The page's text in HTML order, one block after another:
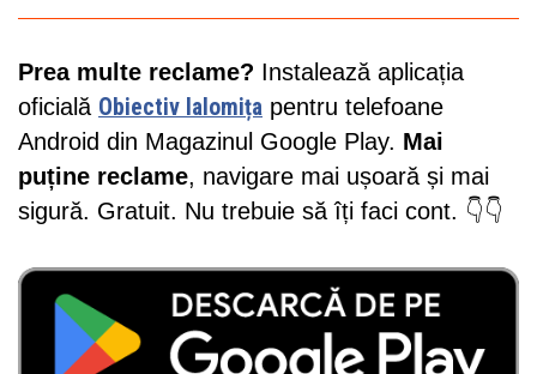
Prea multe reclame? Instalează aplicația
oficială Obiectiv Ialomița pentru telefoane
Android din Magazinul Google Play. Mai
puține reclame, navigare mai ușoară și mai
sigură. Gratuit. Nu trebuie să îți faci cont. 👇👇